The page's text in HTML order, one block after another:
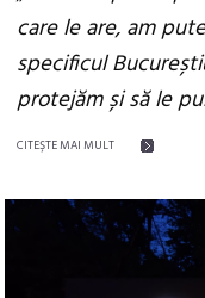
care le are, am
specificul
protejăm și să le
CITEŞTE MAI MULT